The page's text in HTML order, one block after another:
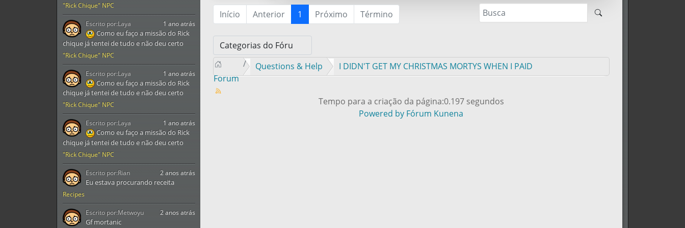
"Rick Chique" NPC
"Rick Chique" NPC
1 ano atrás
Como eu faço a missão do Rick
chique já tentei de tudo e não deu certo
Escrito por:Laya
"Rick Chique" NPC
1 ano atrás
Como eu faço a missão do Rick
chique já tentei de tudo e não deu certo
Escrito por:Laya
"Rick Chique" NPC
1 ano atrás
Como eu faço a missão do Rick
chique já tentei de tudo e não deu certo
Escrito por:Laya
Recipes
2 anos atrás
Eu estava procurando receita
Escrito por:Rian
2 anos atrás
Gf mortanic
Escrito por:Metwoyu
Início Anterior 1 Próximo Término
Forum
Questions & Help I DIDN'T GET MY CHRISTMAS MORTYS WHEN I PAID
Tempo para a criação da página:0.197 segundos
Powered by Fórum Kunena